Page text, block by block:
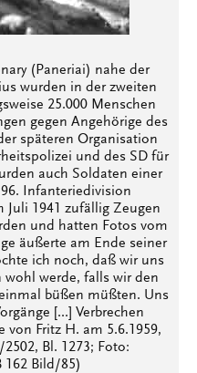
(Paneriai) nahe der
wurden in der zweiten
25.000 Menschen
gegen Angehörige des
späteren Organisation
und des SD für
auch Soldaten einer
Infanteriedivision
Juli 1941 zufällig Zeugen
und hatten Fotos vom
äußerte am Ende seiner
ich noch, daß wir uns
wohl werde, falls wir den
büßen müßten. Uns
[...] Verbrechen
von Fritz H. am 5.6.1959,
Bl. 1273; Foto:
162 Bild/85)